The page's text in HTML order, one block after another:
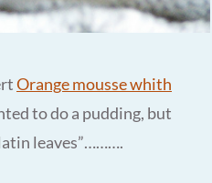
Orange mousse whith
to do a pudding, but
leaves”……….